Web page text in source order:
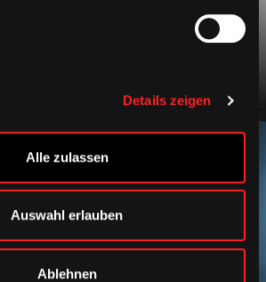
Details zeigen
Alle zulassen
Auswahl erlauben
Ablehnen
CAPS & CO